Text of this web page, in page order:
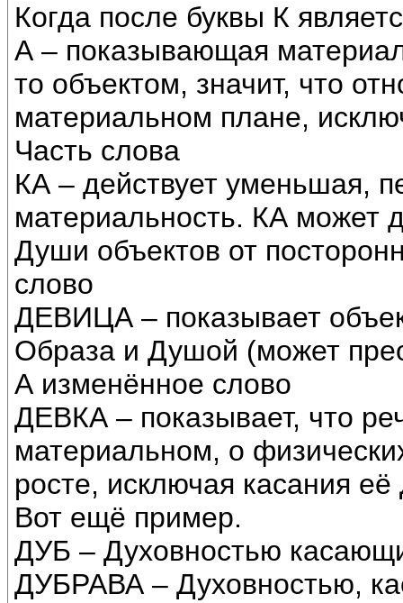
Когда после буквы К
А – показывающая
то объектом, значит, что
материальном плане,
Часть слова
КА – действует уменьшая,
материальность. КА может
Души объектов от
слово
ДЕВИЦА – показывает
Образа и Душой (может
А изменённое слово
ДЕВКА – показывает, что
материальном, о
росте, исключая касания
Вот ещё пример.
ДУБ – Духовностью
ДУБРАВА – Духовностью,